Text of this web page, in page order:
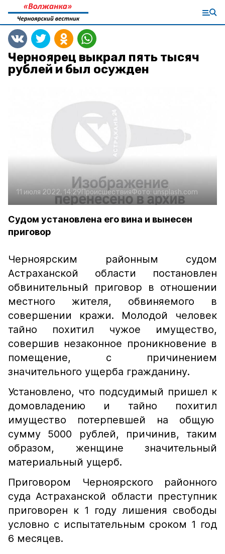
Черноярец выкрал пять тысяч
рублей и был осужден
11 июля 2022, 14:29ПроисшествияФото: unsplash.com
Судом установлена его вина и вынесен
приговор
Черноярским районным судом
Астраханской области постановлен
обвинительный приговор в отношении
местного жителя, обвиняемого в
совершении кражи. Молодой человек
тайно похитил чужое имущество,
совершив незаконное проникновение в
помещение, с причинением
значительного ущерба гражданину.
Установлено, что подсудимый пришел к
домовладению и тайно похитил
имущество потерпевшей на общую
сумму 5000 рублей, причинив, таким
образом, женщине значительный
материальный ущерб.
Приговором Черноярского районного
суда Астраханской области преступник
приговорен к 1 году лишения свободы
условно с испытательным сроком 1 год
6 месяцев.